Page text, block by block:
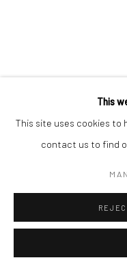
This
This site uses cookies to
contact us to find